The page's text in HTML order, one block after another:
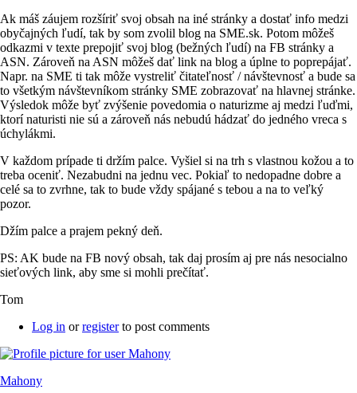
Ak máš záujem rozšíriť svoj obsah na iné stránky a dostať info medzi
obyčajných ľudí, tak by som zvolil blog na SME.sk. Potom môžeš
odkazmi v texte prepojiť svoj blog (bežných ľudí) na FB stránky a
ASN. Zároveň na ASN môžeš dať link na blog a úplne to poprepájať.
Napr. na SME ti tak môže vystreliť čitateľnosť / návštevnosť a bude sa
to všetkým návštevníkom stránky SME zobrazovať na hlavnej stránke.
Výsledok môže byť zvýšenie povedomia o naturizme aj medzi ľuďmi,
ktorí naturisti nie sú a zároveň nás nebudú hádzať do jedného vreca s
úchylákmi.
V každom prípade ti držím palce. Vyšiel si na trh s vlastnou kožou a to
treba oceniť. Nezabudni na jednu vec. Pokiaľ to nedopadne dobre a
celé sa to zvrhne, tak to bude vždy spájané s tebou a na to veľký
pozor.
Džím palce a prajem pekný deň.
PS: AK bude na FB nový obsah, tak daj prosím aj pre nás nesocialno
sieťových link, aby sme si mohli prečítať.
Tom
Log in orregisterto post comments
Mahony